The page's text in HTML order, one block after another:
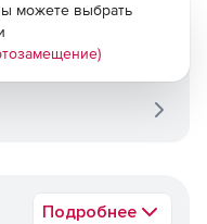
Подробнее
можете выбрать